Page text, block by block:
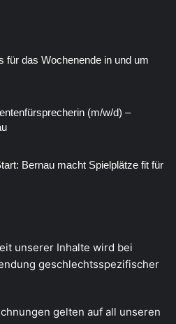
für das Wochenende in und um
(m/w/d) –
Bernau macht Spielplätze fit für
unserer Inhalte wird bei
geschlechtsspezifischer
gelten auf all unseren